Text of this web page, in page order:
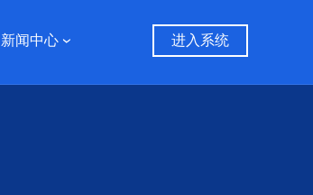
新闻中心 进入系统